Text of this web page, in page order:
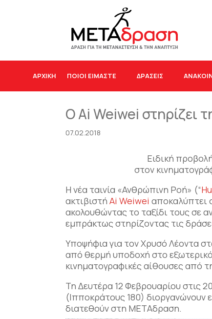
ΑΡΧΙΚΉ ΠΟΙΟΙ ΕΙΜΑΣΤΕ ΔΡΆΣΕΙΣ
Ο Ai Weiwei στηρίζει
07.02.2018
Ειδική
στον
Η νέα ταινία «Ανθρώπινη Ροή» (“
ακτιβιστήAi Weiwei αποκαλύπτει
ακολουθώντας το ταξίδι τους σε
εμπράκτως στηρίζοντας τις
Υποψήφια για τον Χρυσό Λέοντα
από θερμή υποδοχή στο
κινηματογραφικές αίθουσες από
Τη Δευτέρα 12 Φεβρουαρίου στις
(Ιπποκράτους 180) διοργανώνουν
διατεθούν στη ΜΕΤΑδραση.